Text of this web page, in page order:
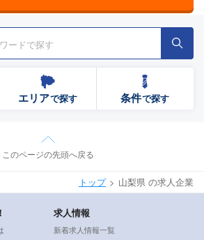
エリアで探す 条件で探す
このページの先頭へ戻る
トップ 山梨県 の求人企業
求人情報
新着求人情報一覧